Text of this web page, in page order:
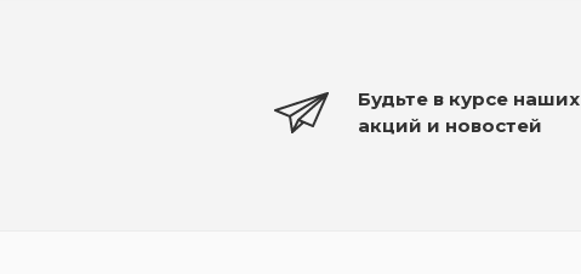
Будьте в курсе наших
акций и новостей